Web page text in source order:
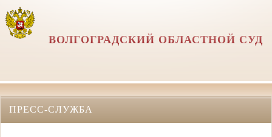
ВОЛГОГРАДСКИЙ ОБЛАСТНОЙ СУД
ПРЕСС-СЛУЖБА